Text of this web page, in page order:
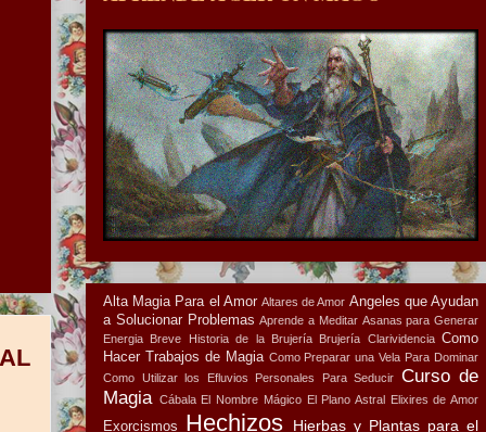
Alta Magia Para el Amor Altares de Amor Angeles que Ayudan
a Solucionar Problemas Aprende a Meditar Asanas para Generar
Energia Breve Historia de la Brujería Brujería Clarividencia Como
Hacer Trabajos de Magia Como Preparar una Vela Para Dominar
Como Utilizar los Efluvios Personales Para Seducir Curso de
Magia Cábala El Nombre Mágico El Plano Astral Elixires de Amor
Exorcismos Hechizos
Hierbas y Plantas para el